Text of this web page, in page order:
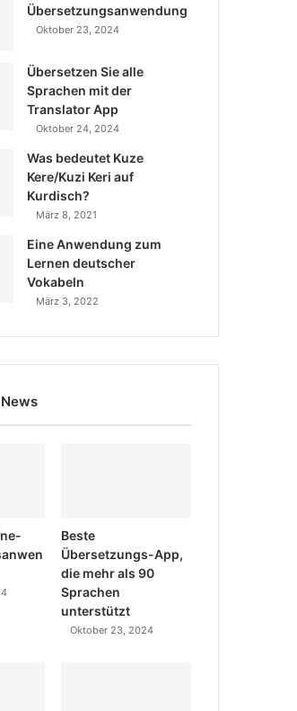
Übersetzungsanwendung
Oktober 23, 2024
Übersetzen Sie alle
Sprachen mit der
Translator App
Oktober 24, 2024
Was bedeutet Kuze
Kere/Kuzi Keri auf
Kurdisch?
März 8, 2021
Eine Anwendung zum
Lernen deutscher
Vokabeln
März 3, 2022
Beste
Übersetzungs-App,
die mehr als 90
Sprachen
unterstützt
Oktober 23, 2024